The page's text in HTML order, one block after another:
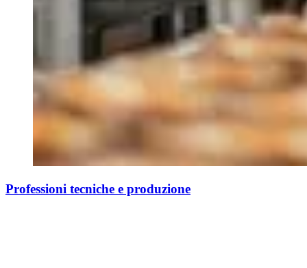
Professioni tecniche e produzione